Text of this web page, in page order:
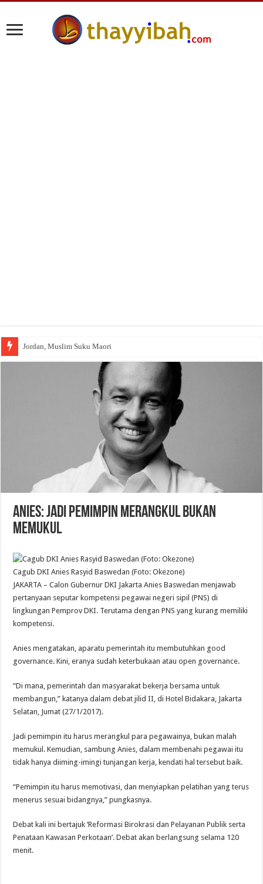
Jordan, Muslim Suku Maori
Anies: Jadi Pemimpin Merangkul Bukan
Memukul
Cagub DKI Anies Rasyid Baswedan (Foto: Okezone)
JAKARTA – Calon Gubernur DKI Jakarta Anies Baswedan menjawab
pertanyaan seputar kompetensi pegawai negeri sipil (PNS) di
lingkungan Pemprov DKI. Terutama dengan PNS yang kurang memiliki
kompetensi.
Anies mengatakan, aparatu pemerintah itu membutuhkan good
governance. Kini, eranya sudah keterbukaan atau open governance.
“Di mana, pemerintah dan masyarakat bekerja bersama untuk
membangun,” katanya dalam debat jilid II, di Hotel Bidakara, Jakarta
Selatan, Jumat (27/1/2017).
Jadi pemimpin itu harus merangkul para pegawainya, bukan malah
memukul. Kemudian, sambung Anies, dalam membenahi pegawai itu
tidak hanya diiming-imingi tunjangan kerja, kendati hal tersebut baik.
“Pemimpin itu harus memotivasi, dan menyiapkan pelatihan yang terus
menerus sesuai bidangnya,” pungkasnya.
Debat kali ini bertajuk ‘Reformasi Birokrasi dan Pelayanan Publik serta
Penataan Kawasan Perkotaan’. Debat akan berlangsung selama 120
menit.